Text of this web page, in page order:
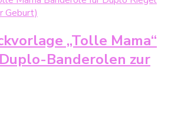
„Tolle Mama“
Banderolen zur